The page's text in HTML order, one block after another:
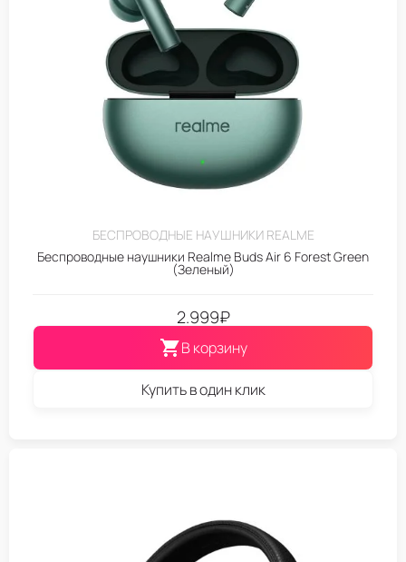
БЕСПРОВОДНЫЕ НАУШНИКИ REALME
Беспроводные наушники Realme Buds Air 6 Forest Green
(Зеленый)
2.999₽
В корзину
Купить в один клик